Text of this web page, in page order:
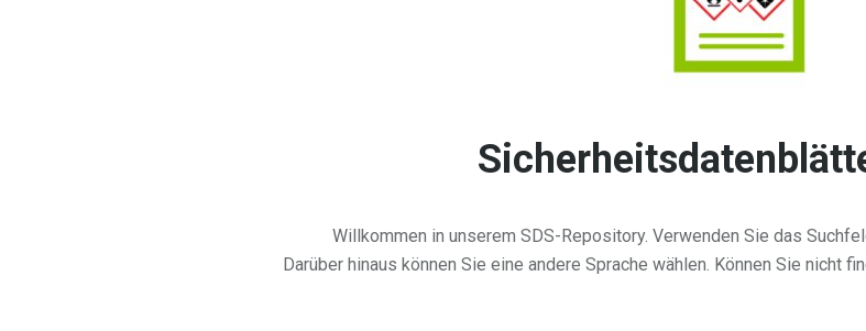
Willkommen in unserem SDS-Repository. Verwenden Sie das
Darüber hinaus können Sie eine andere Sprache wählen. Können Sie nicht